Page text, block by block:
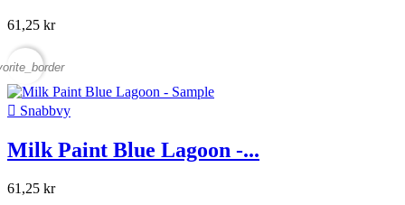
61,25 kr
 Snabbvy
Milk Paint Blue Lagoon -...
61,25 kr